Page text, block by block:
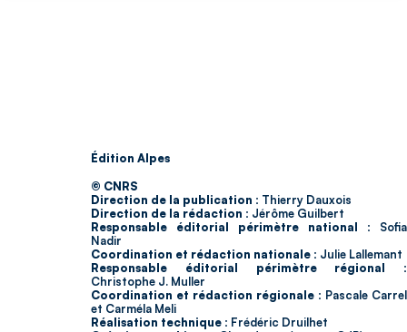
Édition Alpes
© CNRS
Direction de la publication : Thierry Dauxois
Direction de la rédaction : Jérôme Guilbert
Responsable éditorial périmètre national : Sofia
Nadir
Coordination et rédaction nationale : Julie Lallemant
Responsable éditorial périmètre régional :
Christophe J. Muller
Coordination et rédaction régionale : Pascale Carrel
et Carméla Meli
Réalisation technique : Frédéric Druilhet